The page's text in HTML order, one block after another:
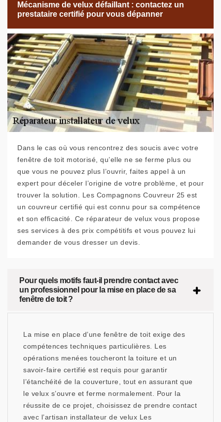
Mécanisme de velux défaillant : contactez un
prestataire certifié pour vous dépanner
Dans le cas où vous rencontrez des soucis avec votre
fenêtre de toit motorisé, qu’elle ne se ferme plus ou
que vous ne pouvez plus l’ouvrir, faites appel à un
expert pour déceler l’origine de votre problème, et pour
trouver la solution. Les Compagnons Couvreur 25 est
un couvreur certifié qui est connu pour sa compétence
et son efficacité. Ce réparateur de velux vous propose
ses services à des prix compétitifs et vous pouvez lui
demander de vous dresser un devis.
Pour quels motifs faut-il prendre contact avec
un professionnel pour la mise en place de sa
fenêtre de toit ?
La mise en place d’une fenêtre de toit exige des
compétences techniques particulières. Les
opérations menées toucheront la toiture et un
savoir-faire certifié est requis pour garantir
l’étanchéité de la couverture, tout en assurant que
le velux s’ouvre et ferme normalement. Pour la
réussite de ce projet, choisissez de prendre contact
avec l’artisan installateur de velux Les